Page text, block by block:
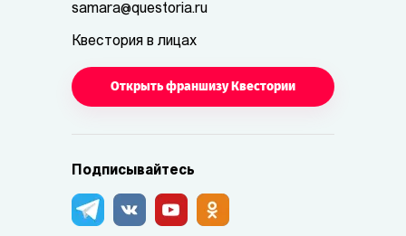
samara@questoria.ru
Квестория в лицах
Открыть франшизу Квестории
Подписывайтесь